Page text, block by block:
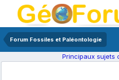
Forum Fossiles et Paléontologie
Principaux sujets